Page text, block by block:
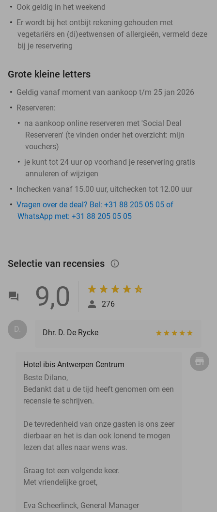
Ook geldig in het weekend
Er wordt bij het ontbijt rekening gehouden met
vegetariërs en (di)eetwensen of allergieën, vermeld deze
bij je reservering
Grote kleine letters
Geldig vanaf moment van aankoop t/m 25 jan 2026
Reserveren:
na aankoop online reserveren met 'Social Deal
Reserveren' (te vinden onder het overzicht: mijn
vouchers)
je kunt tot 24 uur op voorhand je reservering gratis
annuleren of wijzigen
Inchecken vanaf 15.00 uur, uitchecken tot 12.00 uur
Vragen over de deal? Bel: +31 88 205 05 05 of
WhatsApp met: +31 88 205 05 05
Selectie van recensies info_outlined
9,0 276
D. Dhr. D. De Rycke
Hotel ibis Antwerpen Centrum
Beste Dilano,
Bedankt dat u de tijd heeft genomen om een
recensie te schrijven.
De tevredenheid van onze gasten is ons zeer
dierbaar en het is dan ook lonend te mogen
lezen dat alles naar wens was.
Graag tot een volgende keer.
Met vriendelijke groet,
Eva Scheerlinck, General Manager